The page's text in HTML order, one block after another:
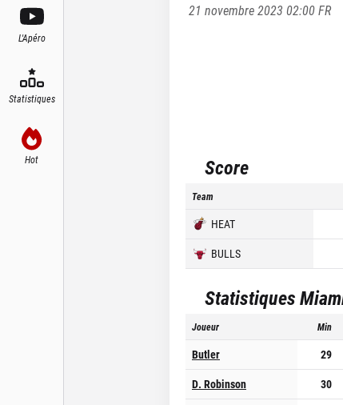
L'Apéro
Statistiques
Hot
21 novembre 2023 02:00FR
Score
Team
HEAT
BULLS
Statistiques
Joueur Min
Butler 29
D. Robinson
30